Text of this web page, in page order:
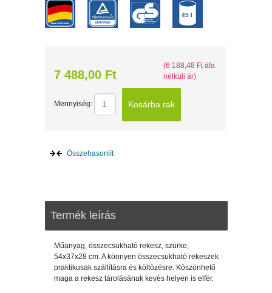
45 l
7 488,00 Ft
(6 188,48 Ft áfa
nélküli ár)
Mennyiség: Kosárba rak
Összehasonlít
Termék leírás
Műanyag, összecsukható rekesz, szürke,
54x37x28 cm. A könnyen összecsukható rekeszek
praktikusak szállításra és költözésre. Köszönhető
maga a rekesz tárolásának kevés helyen is elfér.